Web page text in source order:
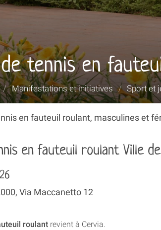
tennis en
/ Manifestations et initiatives / Sport et
en fauteuil roulant, masculines et
en fauteuil roulant Ville
Via Maccanetto 12
roulant revient à Cervia.